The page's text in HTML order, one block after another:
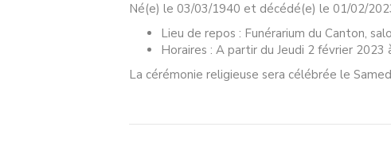
Né(e) le 03/03/1940 et décédé(e) le 01/02/
Lieu de repos : Funérarium du Canton,
Horaires : A partir du Jeudi 2 février 2023
La cérémonie religieuse sera célébrée le